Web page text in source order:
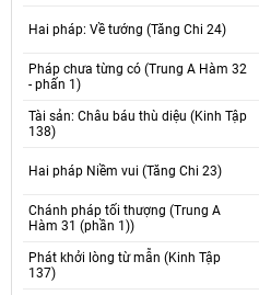
Hai pháp: Về tướng (Tăng Chi 24)
Pháp chưa từng có (Trung A Hàm 32
- phấn 1)
Tài sản: Châu báu thù diệu (Kinh Tập
138)
Hai pháp Niềm vui (Tăng Chi 23)
Chánh pháp tối thượng (Trung A
Hàm 31 (phần 1))
Phát khởi lòng từ mẫn (Kinh Tập
137)